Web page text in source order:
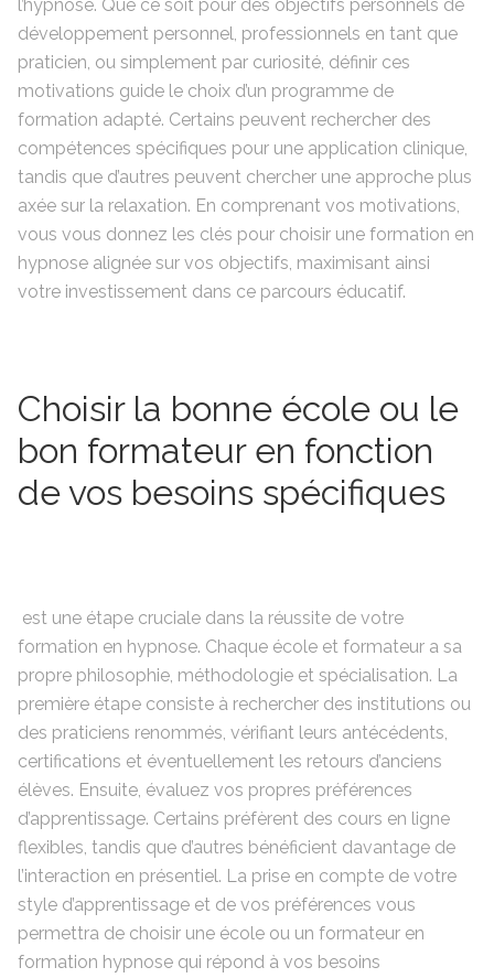
l’hypnose. Que ce soit pour des objectifs personnels de
développement personnel, professionnels en tant que
praticien, ou simplement par curiosité, définir ces
motivations guide le choix d’un programme de
formation adapté. Certains peuvent rechercher des
compétences spécifiques pour une application clinique,
tandis que d’autres peuvent chercher une approche plus
axée sur la relaxation. En comprenant vos motivations,
vous vous donnez les clés pour choisir une formation en
hypnose alignée sur vos objectifs, maximisant ainsi
votre investissement dans ce parcours éducatif.
Choisir la bonne école ou le
bon formateur en fonction
de vos besoins spécifiques
est une étape cruciale dans la réussite de votre
formation en hypnose. Chaque école et formateur a sa
propre philosophie, méthodologie et spécialisation. La
première étape consiste à rechercher des institutions ou
des praticiens renommés, vérifiant leurs antécédents,
certifications et éventuellement les retours d’anciens
élèves. Ensuite, évaluez vos propres préférences
d’apprentissage. Certains préfèrent des cours en ligne
flexibles, tandis que d’autres bénéficient davantage de
l’interaction en présentiel. La prise en compte de votre
style d’apprentissage et de vos préférences vous
permettra de choisir une école ou un formateur en
formation hypnose qui répond à vos besoins